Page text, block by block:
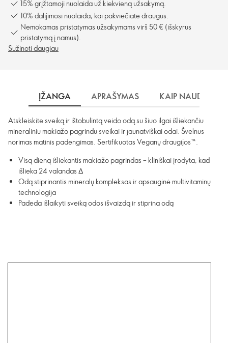
15% grįžtamoji nuolaida už kiekvieną užsakymą.
10% dalijimosi nuolaida, kai pakviečiate draugus.
Nemokamas pristatymas užsakymams virš 50 € (išskyrus
pristatymą į namus).
Sužinoti daugiau
ĮŽANGA APRAŠYMAS KAIP NAUDOTI?
Atskleiskite sveiką ir ištobulintą veido odą su šiuo ilgai išliekančiu
mineraliniu makiažo pagrindu sveikai ir jaunatviškai odai. Švelnus
norimas matinis padengimas. Sertifikuotas Veganų draugijos™.
Visą dieną išliekantis makiažo pagrindas – kliniškai įrodyta, kad
išlieka 24 valandas Δ
Odą stiprinantis mineralų kompleksas ir apsauginė multivitaminų
technologija
Padeda išlaikyti sveiką odos išvaizdą ir stiprina odą